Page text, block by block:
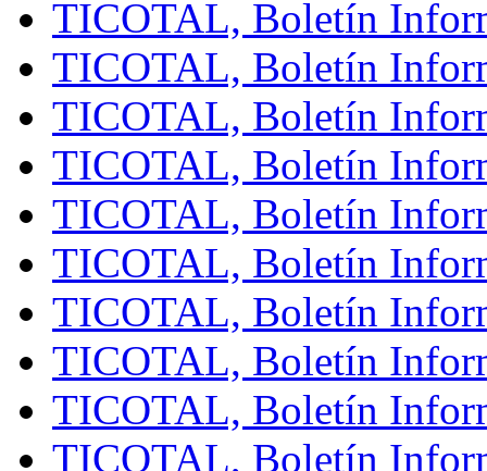
TICOTAL, Boletín
TICOTAL, Boletín
TICOTAL, Boletín
TICOTAL, Boletín
TICOTAL, Boletín
TICOTAL, Boletín
TICOTAL, Boletín
TICOTAL, Boletín
TICOTAL, Boletín
TICOTAL, Boletín